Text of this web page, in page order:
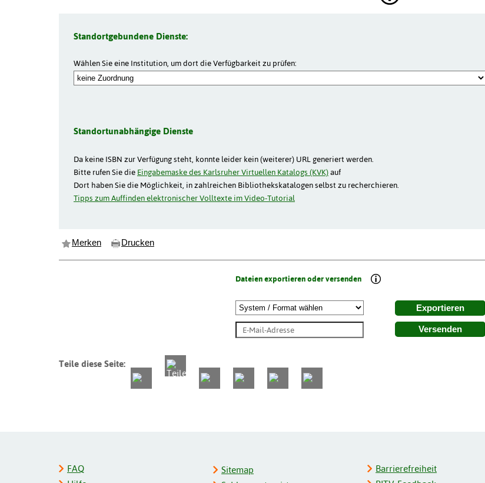
Standortgebundene Dienste:
Wählen Sie eine Institution, um dort die Verfügbarkeit zu prüfen:
Standortunabhängige Dienste
Da keine ISBN zur Verfügung steht, konnte leider kein (weiterer) URL generiert werden.
Bitte rufen Sie die Eingabemaske des Karlsruher Virtuellen Katalogs (KVK)auf
Dort haben Sie die Möglichkeit, in zahlreichen Bibliothekskatalogen selbst zu recherchieren.
Tipps zum Auffinden elektronischer Volltexte im Video-Tutorial
Merken Drucken
Dateien exportieren oder versenden
Exportieren
Versenden
Teile diese Seite:
FAQ
Sitemap
Barrierefreiheit